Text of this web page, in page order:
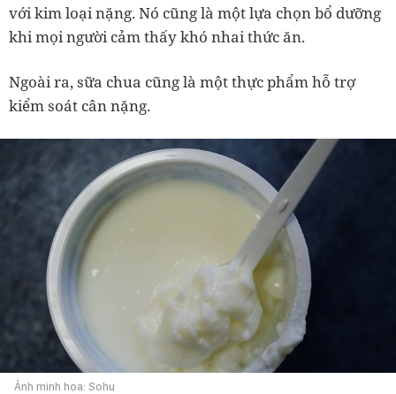
với kim loại nặng. Nó cũng là một lựa chọn bổ dưỡng
khi mọi người cảm thấy khó nhai thức ăn.
Ngoài ra, sữa chua cũng là một thực phẩm hỗ trợ
kiểm soát cân nặng.
Ảnh minh họa: Sohu